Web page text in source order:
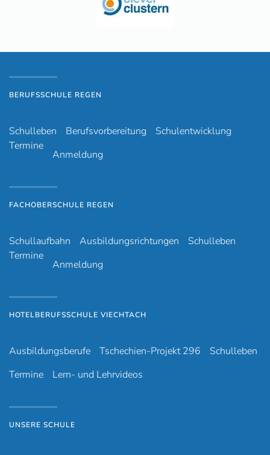
BERUFSSCHULE REGEN
Schulleben Berufsvorbereitung
Schulentwicklung
Termine
Anmeldung
FACHOBERSCHULE REGEN
Schullaufbahn Ausbildungsrichtungen
Schulleben
Termine
Anmeldung
HOTELBERUFSSCHULE VIECHTACH
Ausbildungsberufe Tschechien-Projekt 296
Schulleben
Termine
Lern- und Lehrvideos
UNSERE SCHULE